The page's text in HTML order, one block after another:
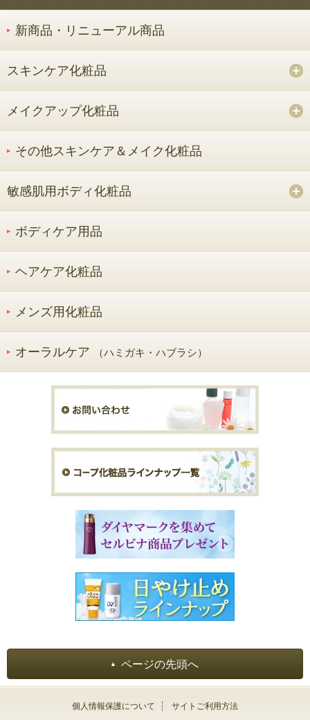
新商品・リニューアル商品
スキンケア化粧品
メイクアップ化粧品
その他スキンケア＆メイク化粧品
敏感肌用ボディ化粧品
ボディケア用品
ヘアケア化粧品
メンズ用化粧品
オーラルケア （ハミガキ・ハブラシ）
ページの先頭へ
個人情報保護について サイトご利用方法